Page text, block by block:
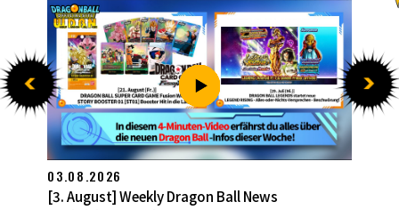
27.07.2026
[27. Juli] Weekly Dragon Ball News -Sendung!